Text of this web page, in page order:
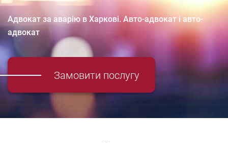
Адвокат за аварію в Харкові. Авто-адвокат і авто-
адвокат
Замовити послугу